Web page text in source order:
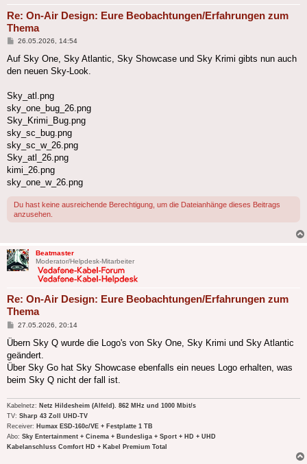
Re: On-Air Design: Eure Beobachtungen/Erfahrungen zum
Thema
Beitrag
26.05.2026, 14:54
Auf Sky One, Sky Atlantic, Sky Showcase und Sky Krimi gibts nun auch
den neuen Sky-Look.
Sky_atl.png
sky_one_bug_26.png
Sky_Krimi_Bug.png
sky_sc_bug.png
sky_sc_w_26.png
Sky_atl_26.png
kimi_26.png
sky_one_w_26.png
Du hast keine ausreichende Berechtigung, um die Dateianhänge dieses Beitrags
anzusehen.
Beatmaster
Moderator/Helpdesk-Mitarbeiter
Re: On-Air Design: Eure Beobachtungen/Erfahrungen zum
Thema
Beitrag
27.05.2026, 20:14
Übern Sky Q wurde die Logo's von Sky One, Sky Krimi und Sky Atlantic
geändert.
Über Sky Go hat Sky Showcase ebenfalls ein neues Logo erhalten, was
beim Sky Q nicht der fall ist.
Kabelnetz: Netz Hildesheim (Alfeld). 862 MHz und 1000 Mbit/s
TV: Sharp 43 Zoll UHD-TV
Receiver: Humax ESD-160c/VE + Festplatte 1 TB
Abo: Sky Entertainment + Cinema + Bundesliga + Sport + HD + UHD
Kabelanschluss Comfort HD + Kabel Premium Total